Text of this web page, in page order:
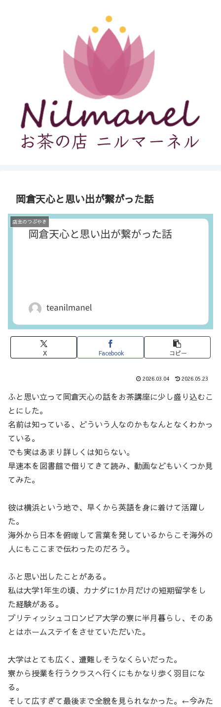
岡倉天心と思い出が繋がった話
店主のつぶやき
X Facebook コピー
2026.03.04 2026.05.23
ふと思い立って岡倉天心の話をお茶講座に少し盛り込むこ
とにした。
名前は知っている、どういう人なのかもなんとなくわかっ
ている。
でも実はあまり詳しくは知らない。
早速本を図書館で借りてきて読み、動画などもいくつか見
てみた。
彼は横浜という地で、早くから英語を身に着けて活躍し
た。
海外から日本を俯瞰して言葉を発しているからこそ海外の
人にもここまで伝わったのだろう。
ふと思い出したことがある。
私は大学1年生の頃、カナダに1か月だけの短期留学をし
た経験がある。
ブリティッシュコロンビア大学の寮に半月暮らし、そのあ
とはホームステイをさせていただいた。
大学はとても広く、遭難しそうなくらいだった。
寮から授業を行うクラスへ行くにもかなり歩く羽目にな
る。
そして広すぎて最後まで全貌を見られなかった。←今みた